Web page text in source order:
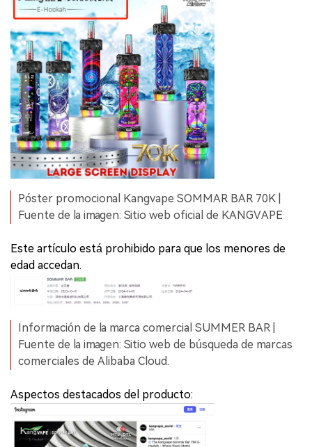
Póster promocional Kangvape SOMMAR BAR 70K |
Fuente de la imagen: Sitio web oficial de KANGVAPE
Este artículo está prohibido para que los menores de
edad accedan.
Información de la marca comercial SUMMER BAR |
Fuente de la imagen: Sitio web de búsqueda de marcas
comerciales de Alibaba Cloud.
Aspectos destacados del producto: